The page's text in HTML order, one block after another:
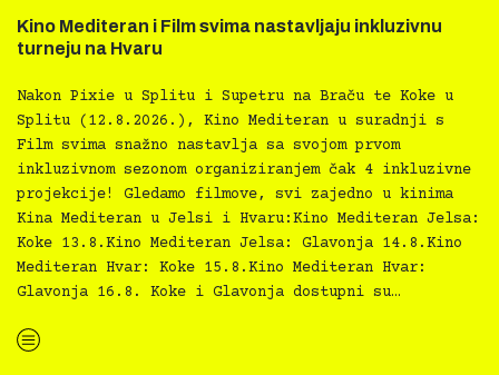
Kino Mediteran i Film svima nastavljaju inkluzivnu
turneju na Hvaru
Nakon Pixie u Splitu i Supetru na Braču te Koke u
Splitu (12.8.2026.), Kino Mediteran u suradnji s
Film svima snažno nastavlja sa svojom prvom
inkluzivnom sezonom organiziranjem čak 4 inkluzivne
projekcije! Gledamo filmove, svi zajedno u kinima
Kina Mediteran u Jelsi i Hvaru:Kino Mediteran Jelsa:
Koke 13.8.Kino Mediteran Jelsa: Glavonja 14.8.Kino
Mediteran Hvar: Koke 15.8.Kino Mediteran Hvar:
Glavonja 16.8. Koke i Glavonja dostupni su…
“Kino Mediteran i Film svima nastavljaju inkluzivnu turneju na Hvaru”